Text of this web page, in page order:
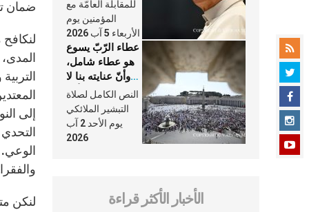
ضمان
إلى
لنكن
الكنيسة
للمقابلة العامّة مع
المؤمنين يوم
الأربعاء 5 آب 2026
عطاء الرّبّ يسوع
هو عطاء شامل،
وأنّ عنايته بنا لا
تغيب عنّا أبدًا
النص الكامل لصلاة
التبشير الملائكي
يوم الأحد 2 آب
2026
الأخبار الأكثر قراءة